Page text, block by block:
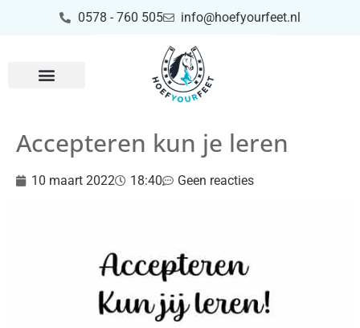
0578 - 760 505 info@hoefyourfeet.nl
Accepteren kun je leren
10 maart 2022 18:40 Geen reacties